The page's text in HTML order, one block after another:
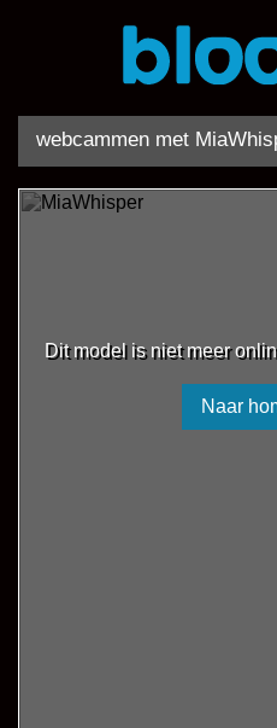
webcammen met
Dit model is niet meer
Naar